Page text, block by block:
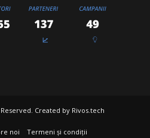
Created by Rivos.tech
noi Termeni și condiții